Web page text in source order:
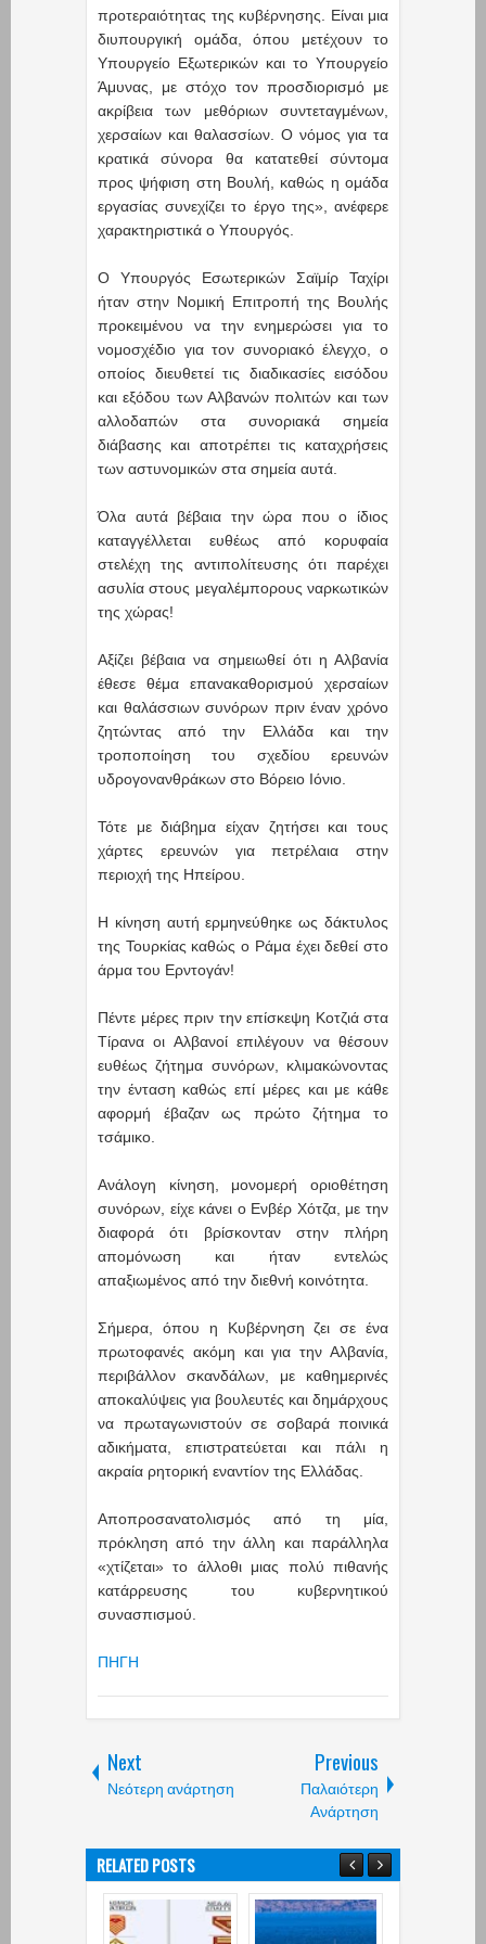
προτεραιότητας της κυβέρνησης. Είναι μια
διυπουργική ομάδα, όπου μετέχουν το
Υπουργείο Εξωτερικών και το Υπουργείο
Άμυνας, με στόχο τον προσδιορισμό με
ακρίβεια των μεθόριων συντεταγμένων,
χερσαίων και θαλασσίων. Ο νόμος για τα
κρατικά σύνορα θα κατατεθεί σύντομα
προς ψήφιση στη Βουλή, καθώς η ομάδα
εργασίας συνεχίζει το έργο της», ανέφερε
χαρακτηριστικά ο Υπουργός.
Ο Υπουργός Εσωτερικών Σαϊμίρ Ταχίρι
ήταν στην Νομική Επιτροπή της Βουλής
προκειμένου να την ενημερώσει για το
νομοσχέδιο για τον συνοριακό έλεγχο, ο
οποίος διευθετεί τις διαδικασίες εισόδου
και εξόδου των Αλβανών πολιτών και των
αλλοδαπών στα συνοριακά σημεία
διάβασης και αποτρέπει τις καταχρήσεις
των αστυνομικών στα σημεία αυτά.
Όλα αυτά βέβαια την ώρα που ο ίδιος
καταγγέλλεται ευθέως από κορυφαία
στελέχη της αντιπολίτευσης ότι παρέχει
ασυλία στους μεγαλέμπορους ναρκωτικών
της χώρας!
Αξίζει βέβαια να σημειωθεί ότι η Αλβανία
έθεσε θέμα επανακαθορισμού χερσαίων
και θαλάσσιων συνόρων πριν έναν χρόνο
ζητώντας από την Ελλάδα και την
τροποποίηση του σχεδίου ερευνών
υδρογονανθράκων στο Βόρειο Ιόνιο.
Τότε με διάβημα είχαν ζητήσει και τους
χάρτες ερευνών για πετρέλαια στην
περιοχή της Ηπείρου.
Η κίνηση αυτή ερμηνεύθηκε ως δάκτυλος
της Τουρκίας καθώς ο Ράμα έχει δεθεί στο
άρμα του Ερντογάν!
Πέντε μέρες πριν την επίσκεψη Κοτζιά στα
Τίρανα οι Αλβανοί επιλέγουν να θέσουν
ευθέως ζήτημα συνόρων, κλιμακώνοντας
την ένταση καθώς επί μέρες και με κάθε
αφορμή έβαζαν ως πρώτο ζήτημα το
τσάμικο.
Ανάλογη κίνηση, μονομερή οριοθέτηση
συνόρων, είχε κάνει ο Ενβέρ Χότζα, με την
διαφορά ότι βρίσκονταν στην πλήρη
απομόνωση και ήταν εντελώς
απαξιωμένος από την διεθνή κοινότητα.
Σήμερα, όπου η Κυβέρνηση ζει σε ένα
πρωτοφανές ακόμη και για την Αλβανία,
περιβάλλον σκανδάλων, με καθημερινές
αποκαλύψεις για βουλευτές και δημάρχους
να πρωταγωνιστούν σε σοβαρά ποινικά
αδικήματα, επιστρατεύεται και πάλι η
ακραία ρητορική εναντίον της Ελλάδας.
Αποπροσανατολισμός από τη μία,
πρόκληση από την άλλη και παράλληλα
«χτίζεται» το άλλοθι μιας πολύ πιθανής
κατάρρευσης του κυβερνητικού
συνασπισμού.
ΠΗΓΗ
Next
Νεότερη ανάρτηση
Previous
Παλαιότερη
Ανάρτηση
RELATED POSTS